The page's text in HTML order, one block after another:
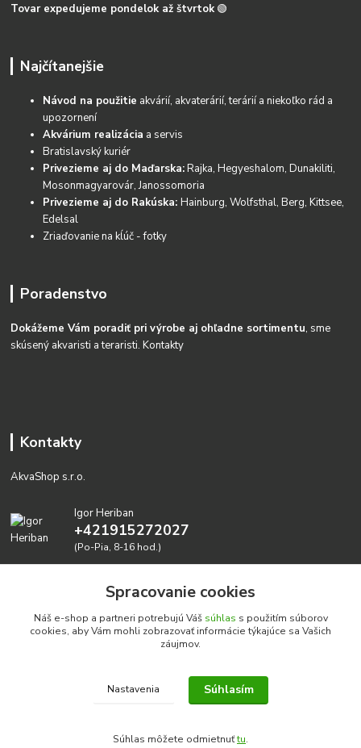
Tovar expedujeme pondelok až štvrtok 🟢
Najčítanejšie
Návod na použitie akvárií, akvaterárií, terárií a niekoľko rád a
upozornení
Akvárium realizácia a servis
Bratislavský kuriér
Privezieme aj do Maďarska:Rajka, Hegyeshalom, Dunakiliti,
Mosonmagyarovár, Janossomoria
Privezieme aj do Rakúska:Hainburg, Wolfsthal, Berg, Kittsee,
Edelsal
Zriaďovanie na kĺúč - fotky
Poradenstvo
Dokážeme Vám poradiť pri výrobe aj ohľadne sortimentu, sme
skúsený akvaristi a teraristi.Kontakty
Kontakty
AkvaShop s.r.o.
Igor Heriban
+421915272027
(Po-Pia, 8-16 hod.)
Realizujeme prírodné akvária: AkvaShop s.r.o. • IBAN:
SK3911000000002947087849
Spracovanie cookies
Náš e-shop a partneri potrebujú Váš súhlas s použitím súborov
cookies, aby Vám mohli zobrazovať informácie týkajúce sa Vašich
záujmov.
Nastavenia Súhlasím
Súhlas môžete odmietnuťtu.